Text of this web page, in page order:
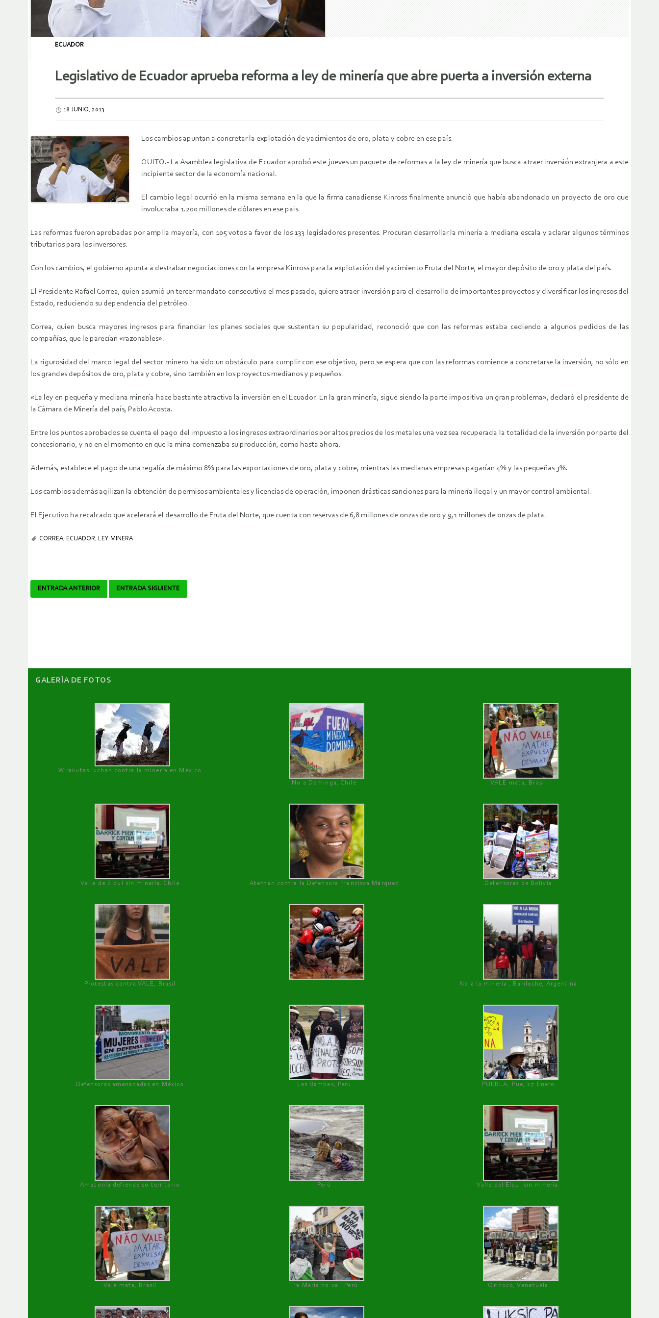
ECUADOR
Legislativo de Ecuador aprueba reforma a ley de minería que abre puerta a inversión externa
18 JUNIO, 2013
Los cambios apuntan a concretar la explotación de yacimientos de oro, plata y cobre en ese país.
QUITO.- La Asamblea legislativa de Ecuador aprobó este jueves un paquete de reformas a la ley de minería que busca atraer inversión extranjera a este
incipiente sector de la economía nacional.
El cambio legal ocurrió en la misma semana en la que la firma canadiense Kinross finalmente anunció que había abandonado un proyecto de oro que
involucraba 1.200 millones de dólares en ese pais.
Las reformas fueron aprobadas por amplia mayoría, con 105 votos a favor de los 133 legisladores presentes. Procuran desarrollar la minería a mediana escala y aclarar algunos términos
tributarios para los inversores.
Con los cambios, el gobierno apunta a destrabar negociaciones con la empresa Kinross para la explotación del yacimiento Fruta del Norte, el mayor depósito de oro y plata del país.
El Presidente Rafael Correa, quien asumió un tercer mandato consecutivo el mes pasado, quiere atraer inversión para el desarrollo de importantes proyectos y diversificar los ingresos del
Estado, reduciendo su dependencia del petróleo.
Correa, quien busca mayores ingresos para financiar los planes sociales que sustentan su popularidad, reconoció que con las reformas estaba cediendo a algunos pedidos de las
compañías, que le parecían «razonables».
La rigurosidad del marco legal del sector minero ha sido un obstáculo para cumplir con ese objetivo, pero se espera que con las reformas comience a concretarse la inversión, no sólo en
los grandes depósitos de oro, plata y cobre, sino también en los proyectos medianos y pequeños.
«La ley en pequeña y mediana minería hace bastante atractiva la inversión en el Ecuador. En la gran minería, sigue siendo la parte impositiva un gran problema», declaró el presidente de
la Cámara de Minería del país, Pablo Acosta.
Entre los puntos aprobados se cuenta el pago del impuesto a los ingresos extraordinarios por altos precios de los metales una vez sea recuperada la totalidad de la inversión por parte del
concesionario, y no en el momento en que la mina comenzaba su producción, como hasta ahora.
Además, establece el pago de una regalía de máximo 8% para las exportaciones de oro, plata y cobre, mientras las medianas empresas pagarían 4% y las pequeñas 3%.
Los cambios además agilizan la obtención de permisos ambientales y licencias de operación, imponen drásticas sanciones para la minería ilegal y un mayor control ambiental.
El Ejecutivo ha recalcado que acelerará el desarrollo de Fruta del Norte, que cuenta con reservas de 6,8 millones de onzas de oro y 9,1 millones de onzas de plata.
CORREA, ECUADOR, LEY MINERA
Navegador
ENTRADA ANTERIOR ENTRADA SIGUIENTE
GALERÌA DE FOTOS
Wirakutas luchan contra la minería en México
No a Dominga, Chile
VALE mata, Brasil
Valle de Elqui sin minería. Chile Atentan contra la Defensora Francisca Márquez Defensoras de Bolivia
Protestas contra VALE, Brasil No a la minería , Bariloche, Argentina
Defensoras amenazadas en México Las Bambas, Perú PUEBLA, Pue, 27 Enero
Amazonía defiende su territorio Perú Valle del Elqui sin minería.
Vale mata, Brasil Tía María no va ! Perú Orinoco, Venezuela